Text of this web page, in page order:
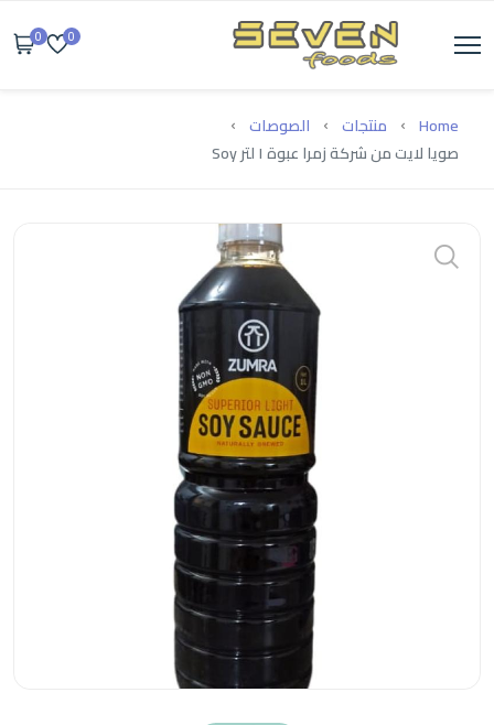
0
0
Home منتجات
الصوصات
صويا لايت من شركة زمرا عبوة ١ لتر Soy